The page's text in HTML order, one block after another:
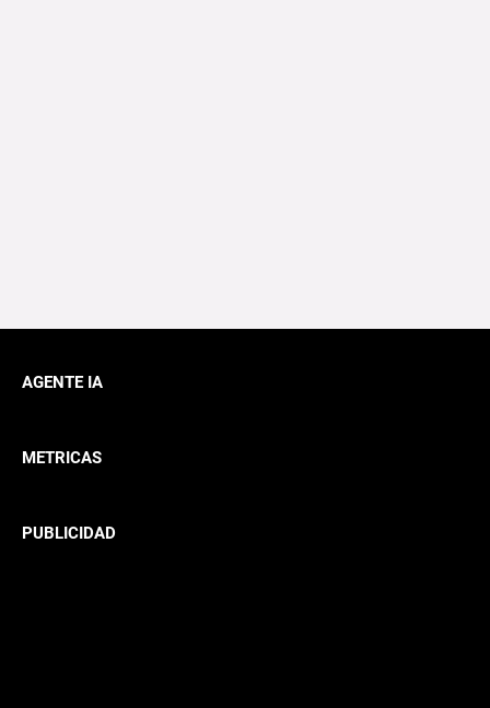
AGENTE IA
METRICAS
PUBLICIDAD